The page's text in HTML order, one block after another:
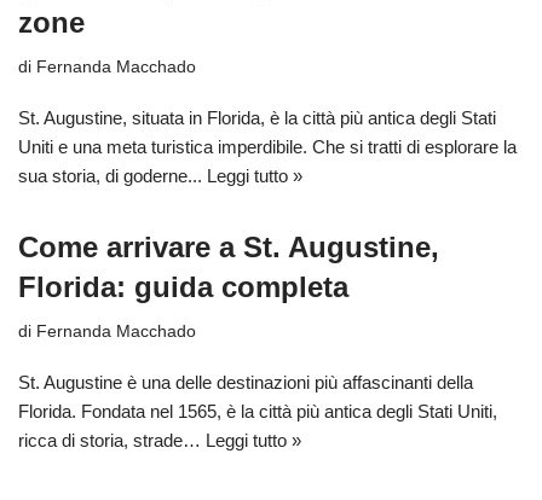
zone
di Fernanda Macchado
St. Augustine, situata in Florida, è la città più antica degli Stati
Uniti e una meta turistica imperdibile. Che si tratti di esplorare la
sua storia, di goderne... Leggi tutto »
Come arrivare a St. Augustine,
Florida: guida completa
di Fernanda Macchado
St. Augustine è una delle destinazioni più affascinanti della
Florida. Fondata nel 1565, è la città più antica degli Stati Uniti,
ricca di storia, strade… Leggi tutto »